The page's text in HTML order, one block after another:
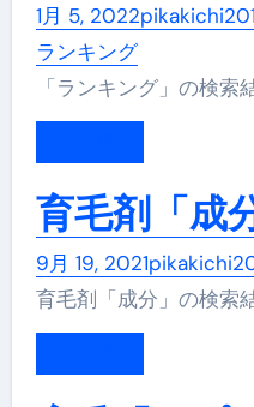
1月 5, 2022
ランキング
「ランキング」の検
育毛剤「成
9月 19, 2021
育毛剤「成分」の検